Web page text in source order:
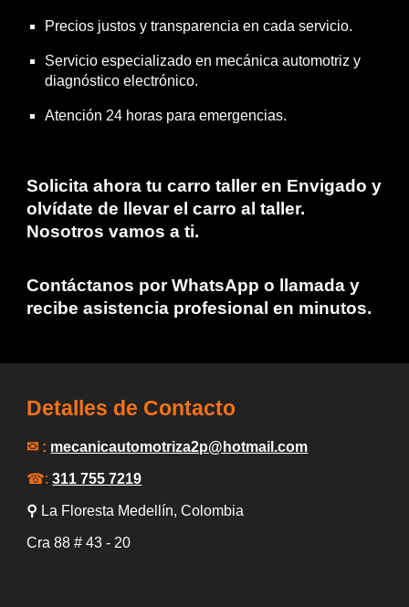
Precios justos y transparencia en cada servicio.
Servicio especializado en mecánica automotriz y
diagnóstico electrónico.
Atención 24 horas para emergencias.
Solicita ahora tu carro taller en Envigado y
olvídate de llevar el carro al taller.
Nosotros vamos a ti.
Contáctanos por WhatsApp o llamada y
recibe asistencia profesional en minutos.
Detalles de Contacto
✉ : mecanicautomotriza2p@hotmail.com
☎: 311 755 7219
⚲ La Floresta Medellín, Colombia
Cra 88 # 43 - 20